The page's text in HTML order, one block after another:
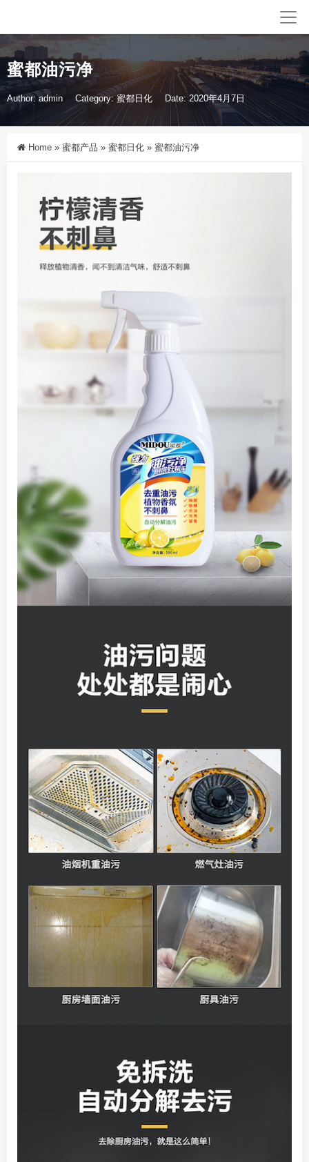
蜜都油污净
Author: admin Category: 蜜都日化 Date: 2020年4月7日
Home » 蜜都产品 » 蜜都日化 » 蜜都油污净